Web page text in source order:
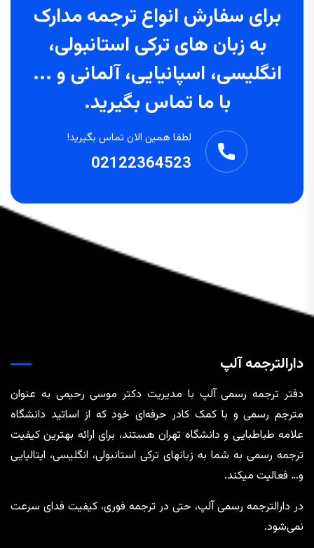
برای سفارش انواع ترجمه مدارک
به زبان های ترکی استانبولی،
انگلیسی، اسپانیایی، آلمانی و ...
با ما تماس بگیرید.
لطفا همین الان تماس بگیرید!
02122364523
دارالترجمه آلپ
دفتر ترجمه رسمی آلپ با مدیریت دکتر موسی رحیمی به عنوان
مترجم رسمی و با کمک کادر حرفه‌ای خود که از اساتید دانشگاه
علامه طباطبایی و دانشگاه تهران هستند، برای ارائه بهترین کیفیت
ترجمه رسمی به شما به زبانهای ترکی استانبولی، انگلیسی، ایتالیایی
و… فعالیت میکند.
در دارالترجمه رسمی آلپ، حتی در ترجمه‌ فوری، کیفیت فدای سرعت
نمی‌شود.